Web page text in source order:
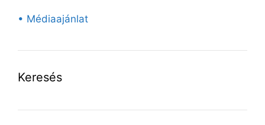
• Médiaajánlat
Keresés